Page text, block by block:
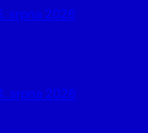
srpna 2026
srpna 2026